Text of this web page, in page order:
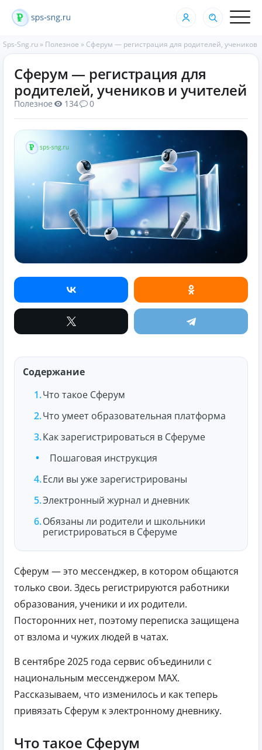
Sps-Sng.ru » Полезное » Сферум — регистрация для родителей, учеников
Сферум — регистрация для
родителей, учеников и учителей
Полезное 134 0
Содержание
Что такое Сферум
Что умеет образовательная платформа
Как зарегистрироваться в Сферуме
Пошаговая инструкция
Если вы уже зарегистрированы
Электронный журнал и дневник
Обязаны ли родители и школьники
регистрироваться в Сферуме
Сферум — это мессенджер, в котором общаются
только свои. Здесь регистрируются работники
образования, ученики и их родители.
Посторонних нет, поэтому переписка защищена
от взлома и чужих людей в чатах.
В сентябре 2025 года сервис объединили с
национальным мессенджером MAX.
Рассказываем, что изменилось и как теперь
привязать Сферум к электронному дневнику.
Что такое Сферум